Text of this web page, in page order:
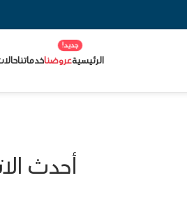
الرئيسيةعروضناخدماتنا
أحدث